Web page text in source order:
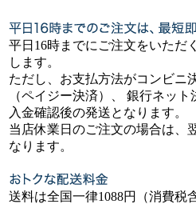
平日16時までにご注文をいただ
します。
ただし、お支払方法がコンビニ
（ペイジー決済）、 銀行ネッ
入金確認後の発送となります。
当店休業日のご注文の場合は、
なります。
送料は全国一律1088円（消費税